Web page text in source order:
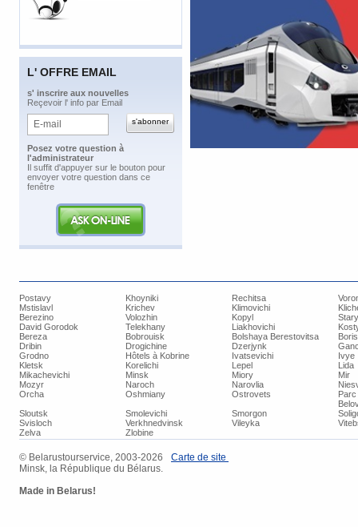
L' OFFRE EMAIL
​s' inscrire aux nouvelles
Reçevoir l' info par Email
Posez votre question à
l'administrateur
​Il suffit d'appuyer sur le bouton pour
envoyer votre question dans ce
fenêtre
Postavy Khoyniki Rechitsa
Mstislavl
Krichev Klimovichi
Berezino
Volozhin Kopyl
David Gorodok
Telekhany Liakhovichi
Bereza
Bobrouisk Bolshaya Berestovitsa
Dribin
Drogichine Dzerjynk
Grodno
Hôtels à Kobrine Ivatsevichi
Ivye
Kletsk
Korelichi Lepel
Lida
Mikachevichi
Minsk Miory
Mir
Mozyr
Naroch Narovlia
Orcha
Oshmiany Ostrovets
Parc
Sloutsk
Smolevichi Smorgon
Svisloch
Verkhnedvinsk Vileyka
Zelva
Zlobine
© Belarustourservice, 2003-2026
Minsk, la République du Bélarus.
Made in Belarus!
Carte de site